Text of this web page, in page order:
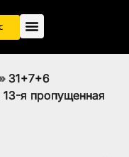
31+7+6
я пропущенная